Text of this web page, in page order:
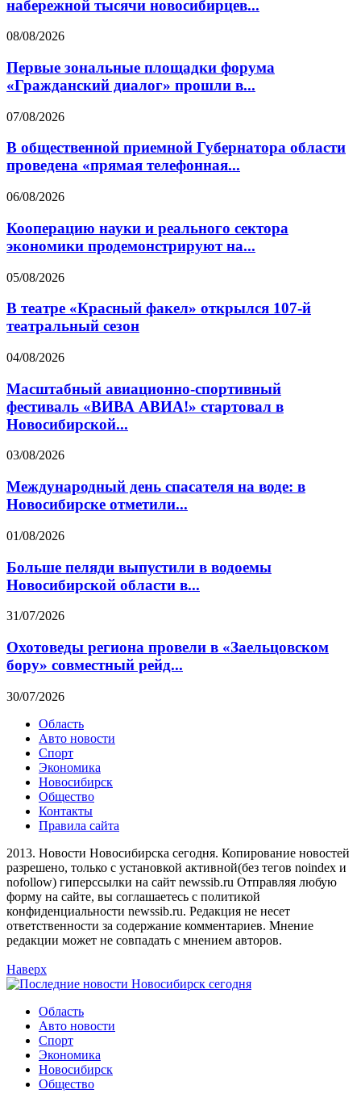
набережной тысячи новосибирцев...
08/08/2026
Первые зональные площадки форума
«Гражданский диалог» прошли в...
07/08/2026
В общественной приемной Губернатора области
проведена «прямая телефонная...
06/08/2026
Кооперацию науки и реального сектора
экономики продемонстрируют на...
05/08/2026
В театре «Красный факел» открылся 107-й
театральный сезон
04/08/2026
Масштабный авиационно-спортивный
фестиваль «ВИВА АВИА!» стартовал в
Новосибирской...
03/08/2026
Международный день спасателя на воде: в
Новосибирске отметили...
01/08/2026
Больше пеляди выпустили в водоемы
Новосибирской области в...
31/07/2026
Охотоведы региона провели в «Заельцовском
бору» совместный рейд...
30/07/2026
Область
Авто новости
Спорт
Экономика
Новосибирск
Общество
Контакты
Правила сайта
2013. Новости Новосибирска сегодня. Копирование новостей
разрешено, только с установкой активной(без тегов noindex и
nofollow) гиперссылки на сайт newssib.ru Отправляя любую
форму на сайте, вы соглашаетесь с политикой
конфиденциальности newssib.ru. Редакция не несет
ответственности за содержание комментариев. Мнение
редакции может не совпадать с мнением авторов.
Наверх
Область
Авто новости
Спорт
Экономика
Новосибирск
Общество